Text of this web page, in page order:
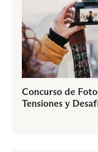
Concurso de
Tensiones y